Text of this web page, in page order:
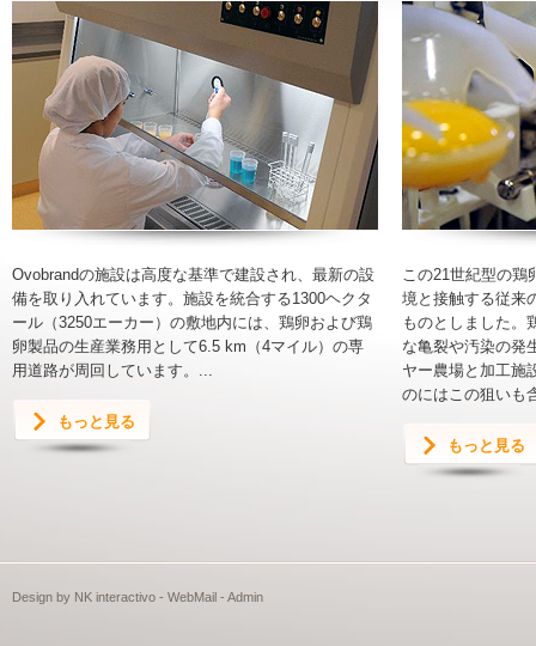
Ovobrandの施設は高度な基準で建設され、最新の設
備を取り入れています。施設を統合する1300ヘクタ
ール（3250エーカー）の敷地内には、鶏卵および鶏
卵製品の生産業務用として6.5 km（4マイル）の専
用道路が周回しています。...
もっと見る
この21世紀型の鶏
境と接触する従来
ものとしました。
な亀裂や汚染の発
ヤー農場と加工施
のにはこの狙いも
もっと見る
Design by NK interactivo - WebMail - Admin